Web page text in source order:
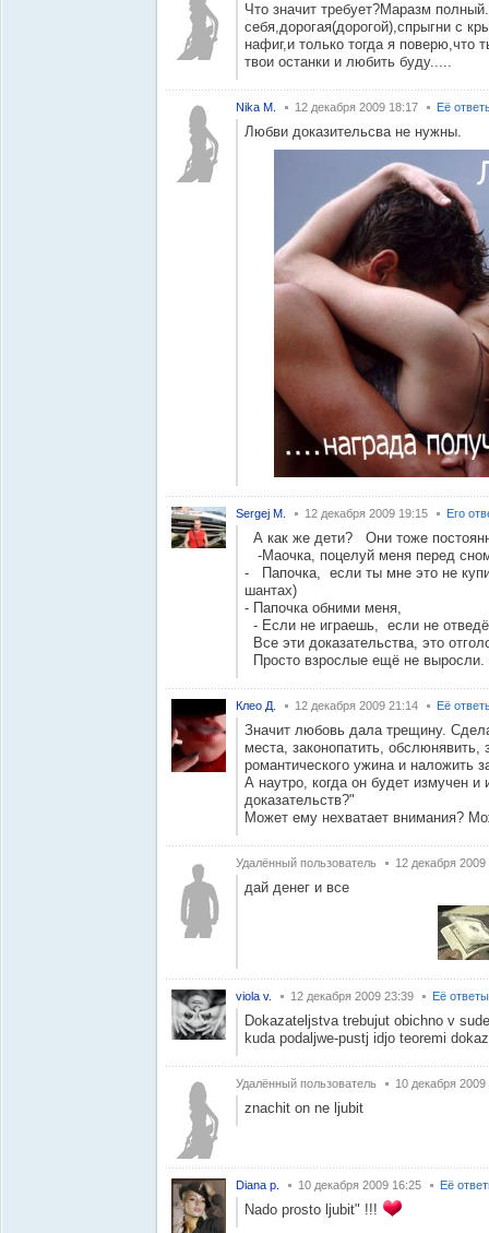
Что значит требует?Маразм
себя,дорогая(дорогой),спрыгни с
нафиг,и только тогда я
твои останки и любить буду.....
Nika M. 12 декабря 2009 18:17 Её
Любви доказительсва не нужны.
Sergej M. 12 декабря 2009 19:15 Его
А как же дети? Они тоже
-Маочка, поцелуй меня перед
- Папочка, если ты мне это не
шантах)
- Папочка обними меня,
- Если не играешь, если не
Все эти доказательства, это
Просто взрослые ещё не выросли.
Клео Д. 12 декабря 2009 21:14 Её
Значит любовь дала трещину.
места, законопатить,
романтического ужина и наложить
А наутро, когда он будет измучен
доказательств?"
Может ему нехватает внимания?
Удалённый пользователь 12 декабря 2009
дай денег и все
viola v. 12 декабря 2009 23:39 Её ответы
Dokazateljstva trebujut obichno v
kuda podaljwe-pustj idjo teoremi
Удалённый пользователь 10 декабря 2009
znachit on ne ljubit
Diana p. 10 декабря 2009 16:25 Её
Nado prosto ljubit" !!!